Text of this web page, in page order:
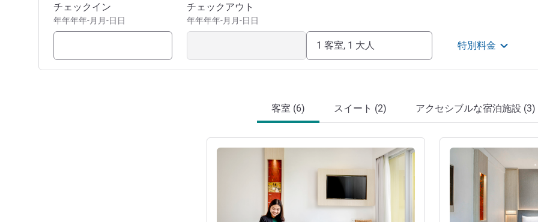
このホテルを予約
チェックイン
年年年年-月月-日日
チェックアウト
年年年年-月月-日日
1 客室, 1 大人 特別料金
客室 (6) スイート (2) アクセシブルな宿泊施設 (3)
詳細を表示 詳細を表示